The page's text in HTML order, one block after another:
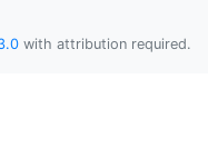
with attribution required.